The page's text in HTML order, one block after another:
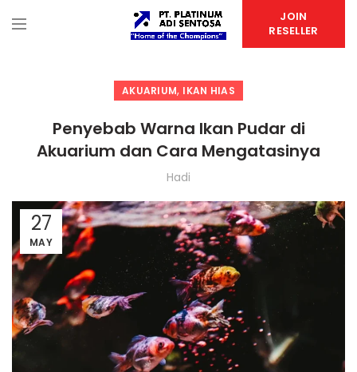
JOIN
RESELLER
AKUARIUM, IKAN HIAS
Penyebab Warna Ikan Pudar di
Akuarium dan Cara Mengatasinya
Hadi
27
MAY